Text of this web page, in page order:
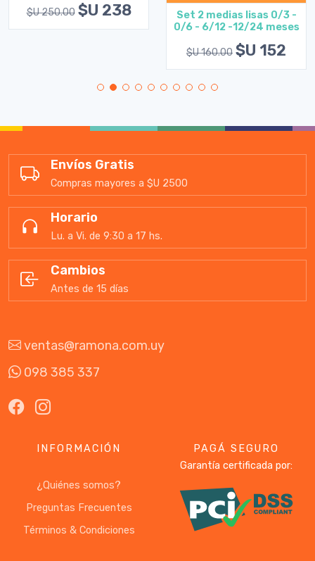
$U 250.00 $U 238
Set 2 medias lisas 0/3 -
0/6 - 6/12 -12/24 meses
$U 160.00 $U 152
Envíos Gratis
Compras mayores a $U 2500
Horario
Lu. a Vi. de 9:30 a 17 hs.
Cambios
Antes de 15 días
ventas@ramona.com.uy
098 385 337
INFORMACIÓN
¿Quiénes somos?
Preguntas Frecuentes
Términos & Condiciones
PAGÁ SEGURO
Garantía certificada por: